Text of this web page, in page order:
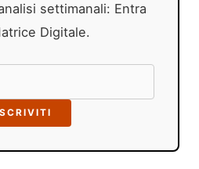
settimanali: Entra
Digitale.